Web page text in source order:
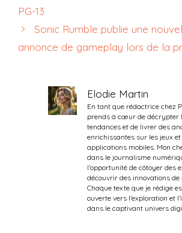
PG-13
Sonic Rumble publie une
annonce de gameplay lors de la
Elodie Martin
En tant que rédactrice chez
prends à cœur de décrypter
tendances et de livrer des
enrichissantes sur les jeux et
applications mobiles. Mon
dans le journalisme
l’opportunité de côtoyer des
découvrir des innovations de
Chaque texte que je rédige
ouverte vers l’exploration et
dans le captivant univers